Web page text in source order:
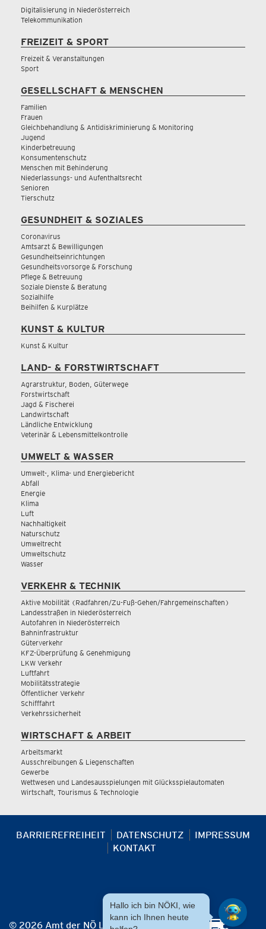
Digitalisierung in Niederösterreich
Telekommunikation
FREIZEIT & SPORT
Freizeit & Veranstaltungen
Sport
GESELLSCHAFT & MENSCHEN
Familien
Frauen
Gleichbehandlung & Antidiskriminierung & Monitoring
Jugend
Kinderbetreuung
Konsumentenschutz
Menschen mit Behinderung
Niederlassungs- und Aufenthaltsrecht
Senioren
Tierschutz
GESUNDHEIT & SOZIALES
Coronavirus
Amtsarzt & Bewilligungen
Gesundheitseinrichtungen
Gesundheitsvorsorge & Forschung
Pflege & Betreuung
Soziale Dienste & Beratung
Sozialhilfe
Beihilfen & Kurplätze
KUNST & KULTUR
Kunst & Kultur
LAND- & FORSTWIRTSCHAFT
Agrarstruktur, Boden, Güterwege
Forstwirtschaft
Jagd & Fischerei
Landwirtschaft
Ländliche Entwicklung
Veterinär & Lebensmittelkontrolle
UMWELT & WASSER
Umwelt-, Klima- und Energiebericht
Abfall
Energie
Klima
Luft
Nachhaltigkeit
Naturschutz
Umweltrecht
Umweltschutz
Wasser
VERKEHR & TECHNIK
Aktive Mobilität (Radfahren/Zu-Fuß-Gehen/Fahrgemeinschaften)
Landesstraßen in Niederösterreich
Autofahren in Niederösterreich
Bahninfrastruktur
Güterverkehr
KFZ-Überprüfung & Genehmigung
LKW Verkehr
Luftfahrt
Mobilitätsstrategie
Öffentlicher Verkehr
Schifffahrt
Verkehrssicherheit
WIRTSCHAFT & ARBEIT
Arbeitsmarkt
Ausschreibungen & Liegenschaften
Gewerbe
Wettwesen und Landesausspielungen mit Glücksspielautomaten
Wirtschaft, Tourismus & Technologie
BARRIEREFREIHEIT DATENSCHUTZ
IMPRESSUM
KONTAKT
© 2026 Amt der NÖ Landesregierung
Hallo ich bin NÖKI, wie
kann ich Ihnen heute